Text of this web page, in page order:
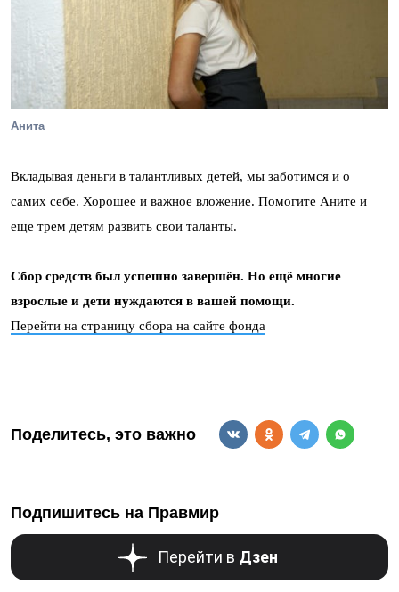
Анита
Вкладывая деньги в талантливых детей, мы заботимся и о
самих себе. Хорошее и важное вложение. Помогите Аните и
еще трем детям развить свои таланты.
Сбор средств был успешно завершён. Но ещё многие
взрослые и дети нуждаются в вашей помощи.
Перейти на страницу сбора на сайте фонда
Поделитесь, это важно
Подпишитесь на Правмир
Перейти в Дзен